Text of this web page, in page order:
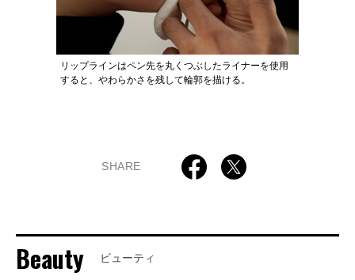
リップラインはペン先を丸くつぶしたライナーを使用
すると、やわらかさを残して輪郭を描ける。
SHARE
Beauty ビューティ